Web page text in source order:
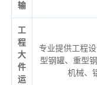
输
工
程
大
件
运
专业提供工程
型钢罐、重型
机械、